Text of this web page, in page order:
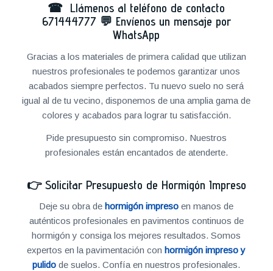
☎ Llámenos al teléfono de contacto
671444777 💬 Envíenos un mensaje por
WhatsApp
Gracias a los materiales de primera calidad que utilizan
nuestros profesionales te podemos garantizar unos
acabados siempre perfectos. Tu nuevo suelo no será
igual al de tu vecino, disponemos de una amplia gama de
colores y acabados para lograr tu satisfacción.
Pide presupuesto sin compromiso. Nuestros
profesionales están encantados de atenderte.
👉 Solicitar Presupuesto de Hormigón Impreso
Deje su obra dehormigón impreso en manos de
auténticos profesionales en pavimentos continuos de
hormigón y consiga los mejores resultados. Somos
expertos en la pavimentación conhormigón impreso y
pulido de suelos. Confía en nuestros profesionales.